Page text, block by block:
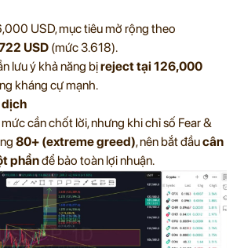
USD, mục tiêu mở rộng theo
USD (mức 3.618).
lưu ý khả năng bịreject tại 126,000
kháng cự mạnh.
dịch
cần chốt lời, nhưng khi chỉ số Fear &
80+ (extreme greed), nên bắt đầucân
phầnđể bảo toàn lợi nhuận.